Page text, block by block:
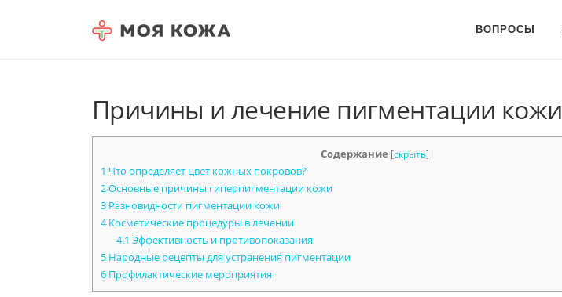
ВОПРОСЫ
Причины и лечение пигментации кожи
Содержание [скрыть]
1 Что определяет цвет кожных покровов?
2Основные причины гиперпигментации кожи
3 Разновидности пигментации кожи
4Косметические процедуры в лечении
4.1 Эффективность и противопоказания
5 Народные рецепты для устранения пигментации
6 Профилактические мероприятия